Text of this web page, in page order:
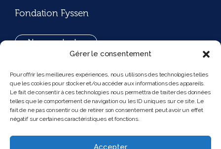
Gérer le consentement
Pour offrir les meilleures expériences, nous utilisons des technologies telles
que les cookies pour stocker et/ou accéder aux informations des appareils.
Le fait de consentir à ces technologies nous permettra de traiter des données
telles que le comportement de navigation ou les ID uniques sur ce site. Le
fait de ne pas consentir ou de retirer son consentement peut avoir un effet
négatif sur certaines caractéristiques et fonctions.
Accepter
Fondation Fyssen
Nous contacter
194, rue de Rivoli 75001 Paris France
Nous suivre